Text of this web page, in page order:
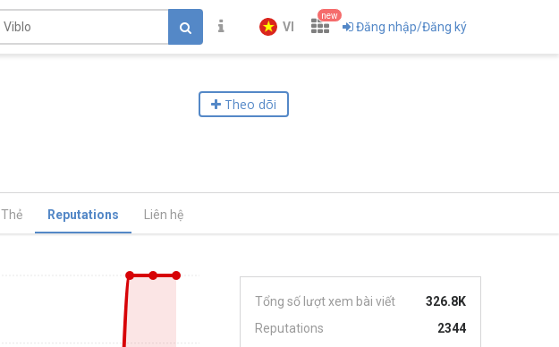
VI
new
Đăng nhập/Đăng ký
Theo dõi
Thẻ Reputations Liên hệ
Tổng số lượt xem bài viết
326.8K
Reputations
2344